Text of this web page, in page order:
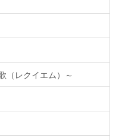
（レクイエム）～